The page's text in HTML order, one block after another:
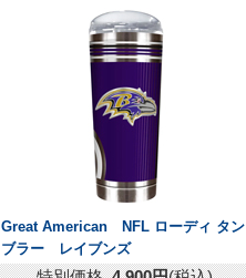
Great American NFL ローディ タン
ブラー レイブンズ